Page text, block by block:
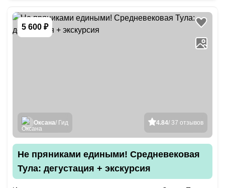
5 600 ₽
4.84/ 37 отзывов
Оксана/ Гид
Не пряниками едиными! Средневековая
Тула: дегустация + экскурсия